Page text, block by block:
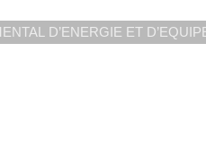
D’ENERGIE ET